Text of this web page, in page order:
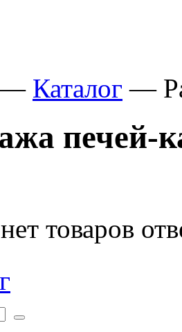
Каталог —
печей-
товаров